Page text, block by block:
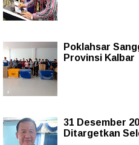
Poklahsar
Provinsi Kalbar
31 Desember
Ditargetkan